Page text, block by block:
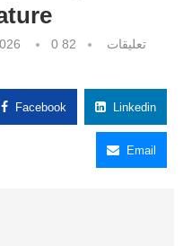
0 تعليقات
82
Facebook Linkedin
Email